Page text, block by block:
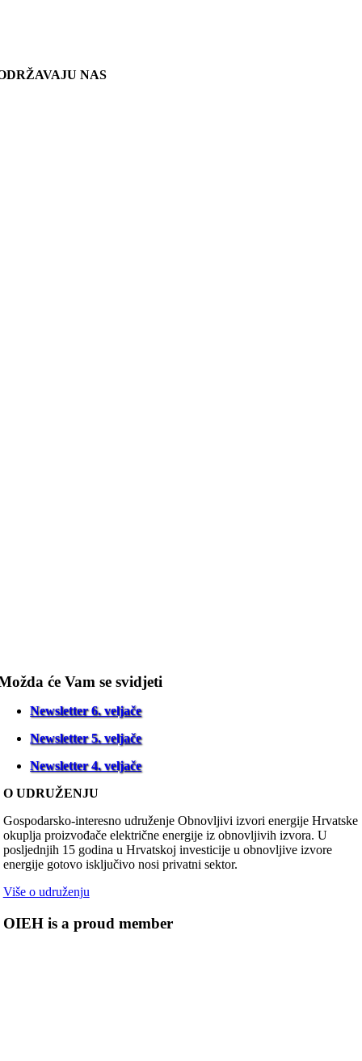
NAS
će Vam se svidjeti
Newsletter 6. veljače
Newsletter 5. veljače
Newsletter 4. veljače
O UDRUŽENJU
Gospodarsko-interesno udruženje Obnovljivi izvori energije Hrvatske
okuplja proizvođače električne energije iz obnovljivih izvora. U
posljednjih 15 godina u Hrvatskoj investicije u obnovljive izvore
energije gotovo isključivo nosi privatni sektor.
Više o udruženju
OIEH is a proud member